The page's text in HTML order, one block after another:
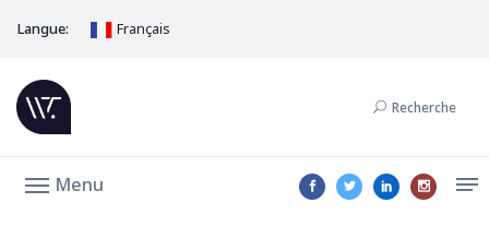
Langue: Français
Recherche
Menu